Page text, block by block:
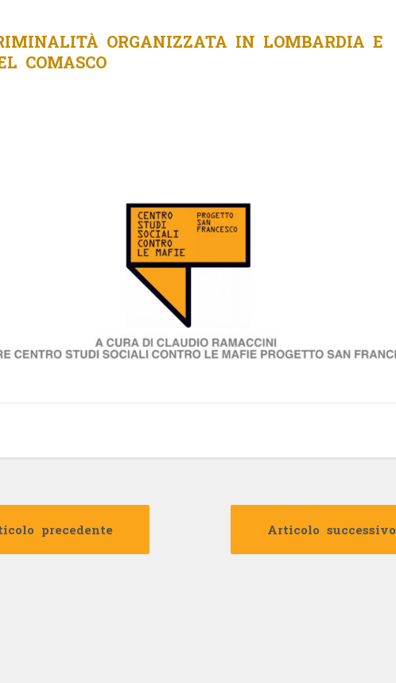
ORGANIZZATA IN LOMBARDIA E
COMASCO
precedente
Articolo
Articolo successivo